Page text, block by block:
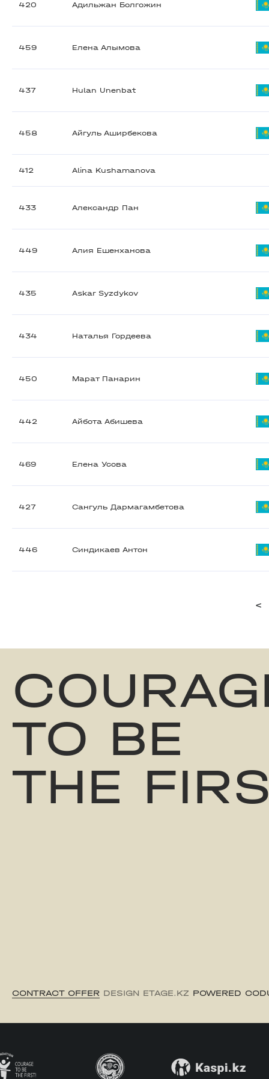
420 Адильжан Болгожин
459 Елена Алымова
437 Hulan Unenbat
458 Айгуль Аширбекова
412 Alina Kushamanova
433 Александр Пан
449 Алия Ешенханова
435 Askar Syzdykov
434 Наталья Гордеева
450 Марат Панарин
442 Айбота Абишева
469 Елена Усова
427 Сангуль Дармагамбетова
446 Синдикаев Антон
<
TO BE
THE
CONTRACT OFFER DESIGN ETAGE.KZ POWERED